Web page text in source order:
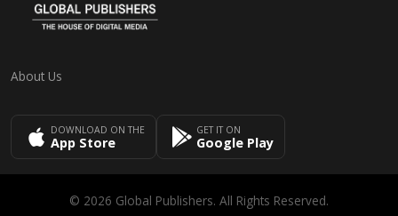
About Us
DOWNLOAD ON THE
App Store
GET IT ON
Google Play
© 2026 Global Publishers. All Rights Reserved.